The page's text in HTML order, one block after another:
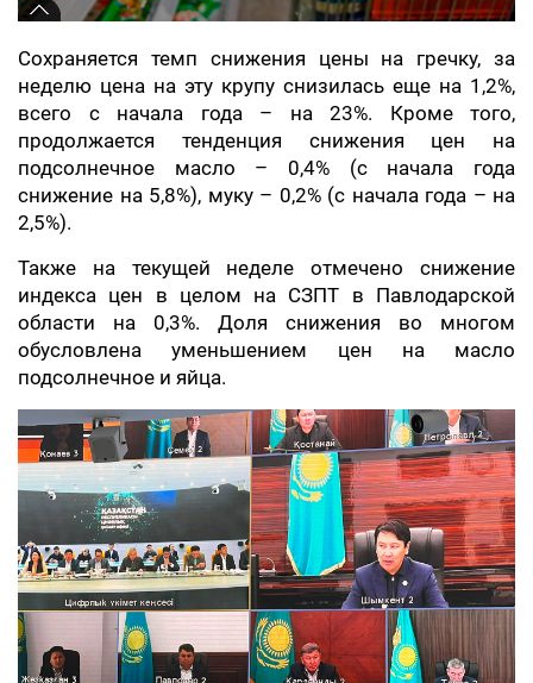
Сохраняется темп снижения цены на гречку, за
неделю цена на эту крупу снизилась еще на 1,2%,
всего с начала года – на 23%. Кроме того,
продолжается тенденция снижения цен на
подсолнечное масло – 0,4% (с начала года
снижение на 5,8%), муку – 0,2% (с начала года – на
2,5%).
Также на текущей неделе отмечено снижение
индекса цен в целом на СЗПТ в Павлодарской
области на 0,3%. Доля снижения во многом
обусловлена уменьшением цен на масло
подсолнечное и яйца.